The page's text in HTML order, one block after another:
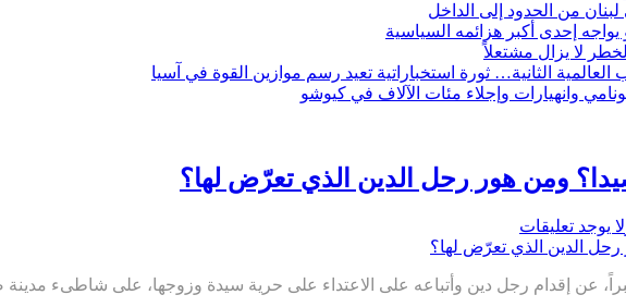
من الحدود إلى الداخل
إحدى أكبر هزائمه السياسية
لا يزال مشتعلاً
الثانية… ثورة استخباراتية تعيد رسم موازين القوة في آسيا
ومن هور رحل الدين الذي تعرّض لها؟
لا يوجد تعليقات
عن إقدام رجل دين وأتباعه على الاعتداء على حرية سيدة وزوجها، على شاطىء مدينة